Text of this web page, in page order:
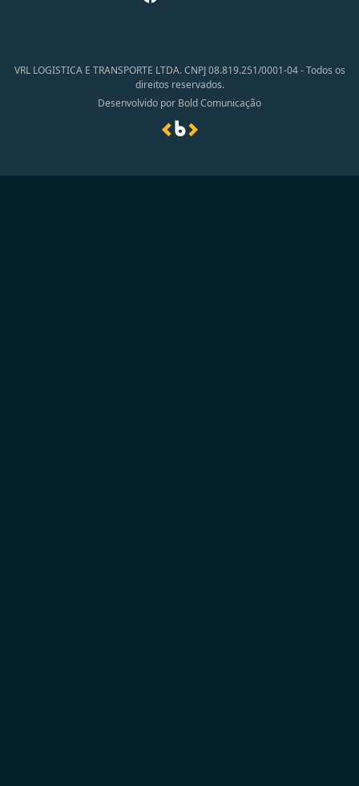
VRL LOGISTICA E TRANSPORTE LTDA. CNPJ 08.819.251/0001-04 - Todos os
direitos reservados.
Desenvolvido por Bold Comunicação